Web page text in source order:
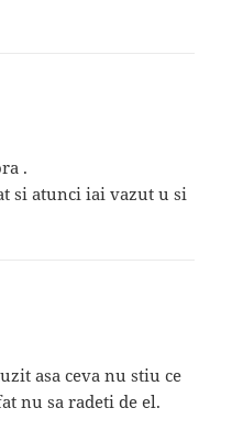
.
si atunci iai vazut u si
asa ceva nu stiu ce
nu sa radeti de el.